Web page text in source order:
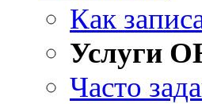
Как
Услуги
Часто